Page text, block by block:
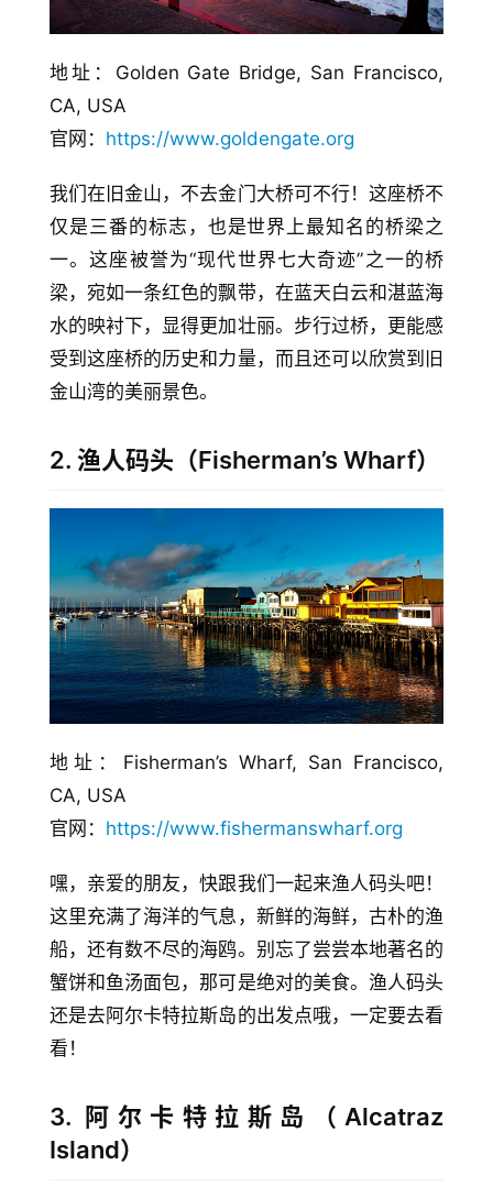
地址：Golden Gate Bridge, San Francisco,
CA, USA
官网： https://www.goldengate.org
我们在旧金山，不去金门大桥可不行！这座桥不
仅是三番的标志，也是世界上最知名的桥梁之
一。这座被誉为“现代世界七大奇迹”之一的桥
梁，宛如一条红色的飘带，在蓝天白云和湛蓝海
水的映衬下，显得更加壮丽。步行过桥，更能感
受到这座桥的历史和力量，而且还可以欣赏到旧
金山湾的美丽景色。
2. 渔人码头（Fisherman’s Wharf）
地址：Fisherman’s Wharf, San Francisco,
CA, USA
官网： https://www.fishermanswharf.org
嘿，亲爱的朋友，快跟我们一起来渔人码头吧！
这里充满了海洋的气息，新鲜的海鲜，古朴的渔
船，还有数不尽的海鸥。别忘了尝尝本地著名的
蟹饼和鱼汤面包，那可是绝对的美食。渔人码头
还是去阿尔卡特拉斯岛的出发点哦，一定要去看
看！
3. 阿尔卡特拉斯岛（Alcatraz
Island）